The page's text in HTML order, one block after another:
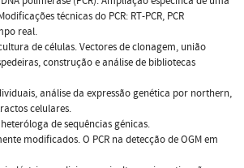
técnicas do PCR: RT-PCR, PCR
real.
de células. Vectores de clonagem, união
construção e análise de bibliotecas
análise da expressão genética por northern,
celulares.
de sequências génicas.
modificados. O PCR na detecção de OGM em